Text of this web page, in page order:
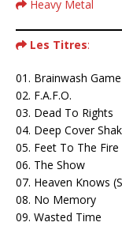
Heavy Metal
Les Titres:
01. Brainwash Game
02. F.A.F.O.
03. Dead To Rights
04. Deep Cover
05. Feet To The Fire
06. The Show
07. Heaven Knows
08. No Memory
09. Wasted Time